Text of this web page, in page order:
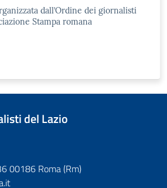
dall’Ordine dei giornalisti
Stampa romana
del Lazio
00186 Roma (Rm)